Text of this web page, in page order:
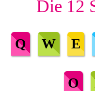
Die 12
Q W E
O